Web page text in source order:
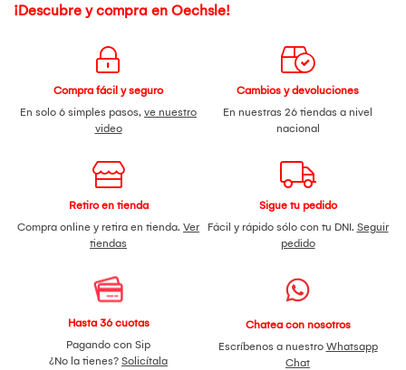
¡Descubre y compra en Oechsle!
Compra fácil y seguro
En solo 6 simples pasos, ve nuestro
video
Cambios y devoluciones
En nuestras 26 tiendas a nivel
nacional
Retiro en tienda
Compra online y retira en tienda. Ver
tiendas
Sigue tu pedido
Fácil y rápido sólo con tu DNI. Seguir
pedido
Hasta 36 cuotas
Pagando con Sip
¿No la tienes? Solicítala
Chatea con nosotros
Escríbenos a nuestro Whatsapp
Chat